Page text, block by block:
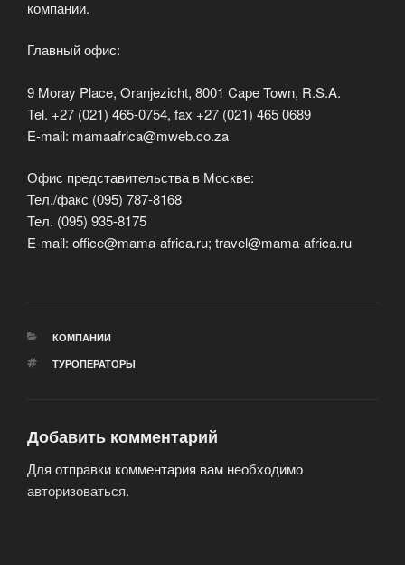
компании.
Главный офис:
9 Moray Place, Oranjezicht, 8001 Cape Town, R.S.A.
Tel. +27 (021) 465-0754, fax +27 (021) 465 0689
E-mail: mamaafrica@mweb.co.za
Офис представительства в Москве:
Тел./факс (095) 787-8168
Тел. (095) 935-8175
E-mail: office@mama-africa.ru; travel@mama-africa.ru
РУБРИКИ
КОМПАНИИ
МЕТКИ
ТУРОПЕРАТОРЫ
Добавить комментарий
Для отправки комментария вам необходимо
авторизоваться.